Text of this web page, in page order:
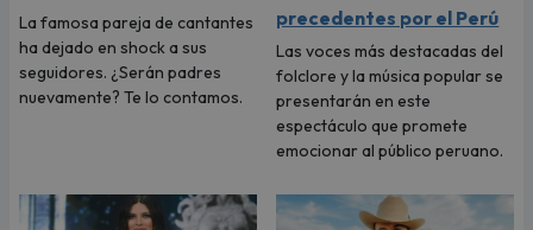
La famosa pareja de cantantes
ha dejado en shock a sus
seguidores. ¿Serán padres
nuevamente? Te lo contamos.
precedentes por el Perú
Las voces más destacadas del
folclore y la música popular se
presentarán en este
espectáculo que promete
emocionar al público peruano.